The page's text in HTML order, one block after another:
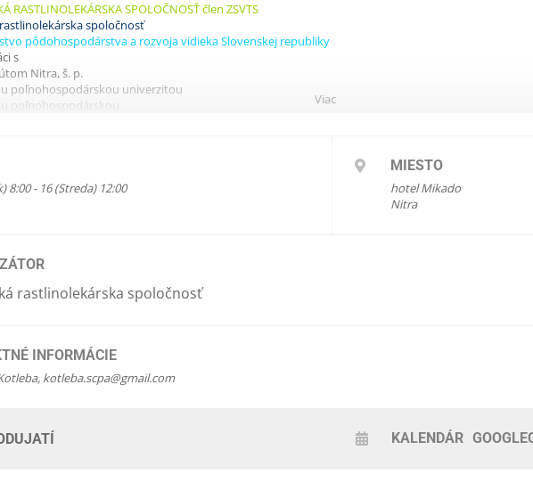
Viac
RASTLINOLEKÁRSKA SPOLOČNOSŤ člen ZSVTS
spoločnosť
pôdohospodárstva a rozvoja vidieka Slovenskej republiky
s
Nitra, š. p.
poľnohospodárskou univerzitou
poľnohospodárskou
asociáciou ochrany rastlín
na konferenciu VIII. slovenské rastlinolekárske dni
8:00 - 16 (Streda) 12:00
MIESTO
hotel Mikado
Nitra
rastlinolekárska spoločnosť
INFORMÁCIE
kotleba.scpa@gmail.com
KALENDÁR